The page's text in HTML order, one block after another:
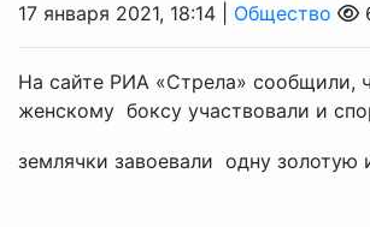
17 января 2021, 18:14 | Общество
На сайте РИА «Стрела» сообщили,
женскому боксу участвовали и
землячки завоевали одну золотую